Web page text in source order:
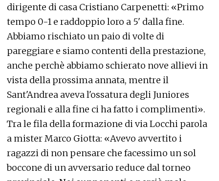
dirigente di casa Cristiano Carpenetti: «Primo
tempo 0-1 e raddoppio loro a 5' dalla fine.
Abbiamo rischiato un paio di volte di
pareggiare e siamo contenti della prestazione,
anche perchè abbiamo schierato nove allievi in
vista della prossima annata, mentre il
Sant'Andrea aveva l'ossatura degli Juniores
regionali e alla fine ci ha fatto i complimenti».
Tra le fila della formazione di via Locchi parola
a mister Marco Giotta: «Avevo avvertito i
ragazzi di non pensare che facessimo un sol
boccone di un avversario reduce dal torneo